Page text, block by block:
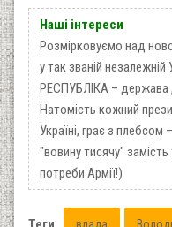
Наші інтереси
Розмірковуємо над
у так званій
РЕСПУБЛІКА – держава ,
Натомість кожний
Україні, грає з
"вовину тисячу"
потреби Армії!)
влада